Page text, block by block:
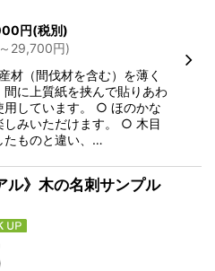
円(税別)
～29,700円)
材（間伐材を含む）を薄く
間に上質紙を挟んで貼りあわ
用しています。 ○ ほのかな
しみいただけます。 ○ 木目
たものと違い、…
ル》木の名刺サンプル